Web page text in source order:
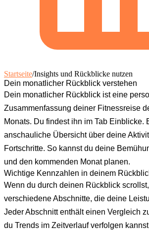
Startseite/Insights und Rückblicke nutzen
Dein monatlicher Rückblick verstehen
Dein monatlicher Rückblick ist eine
Zusammenfassung deiner Fitnessreise
Monats. Du findest ihn im Tab Einblicke.
anschauliche Übersicht über deine
Fortschritte. So kannst du deine
und den kommenden Monat planen.
Wichtige Kennzahlen in deinem
Wenn du durch deinen Rückblick
verschiedene Abschnitte, die deine
Jeder Abschnitt enthält einen Vergleich
du Trends im Zeitverlauf verfolgen